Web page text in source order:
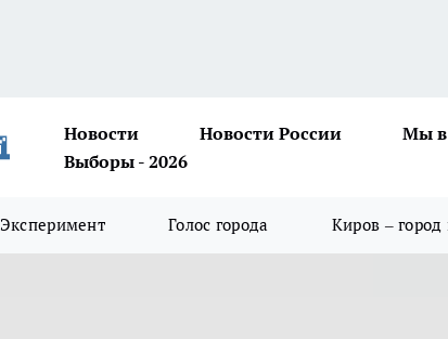
Новости Новости России Мы в
Выборы - 2026
Эксперимент Голос города Киров –